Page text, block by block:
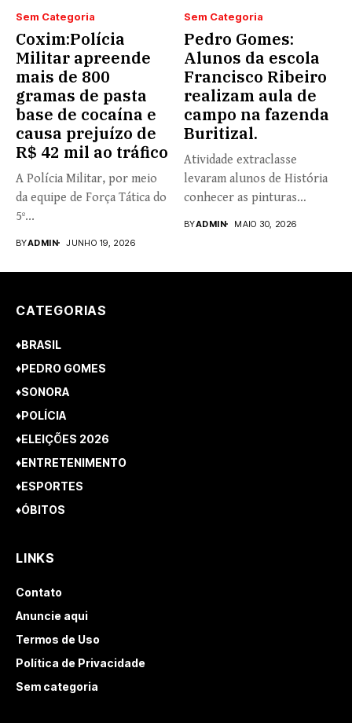
Sem Categoria
Coxim:Polícia
Militar apreende
mais de 800
gramas de pasta
base de cocaína e
causa prejuízo de
R$ 42 mil ao tráfico
A Polícia Militar, por meio
da equipe de Força Tática do
5º...
BYADMIN JUNHO 19, 2026
Sem Categoria
Pedro Gomes:
Alunos da escola
Francisco Ribeiro
realizam aula de
campo na fazenda
Buritizal.
Atividade extraclasse
levaram alunos de História
conhecer as pinturas
BYADMIN MAIO 30, 2026
CATEGORIAS
♦BRASIL
♦PEDRO GOMES
♦SONORA
♦POLÍCIA
♦ELEIÇÕES 2026
♦ENTRETENIMENTO
♦ESPORTES
♦ÓBITOS
LINKS
Contato
Anuncie aqui
Termos de Uso
Política de Privacidade
Sem categoria